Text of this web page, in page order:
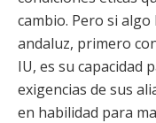
cambio. Pero si
andaluz, primero
IU, es su capacidad
exigencias de sus
en habilidad para